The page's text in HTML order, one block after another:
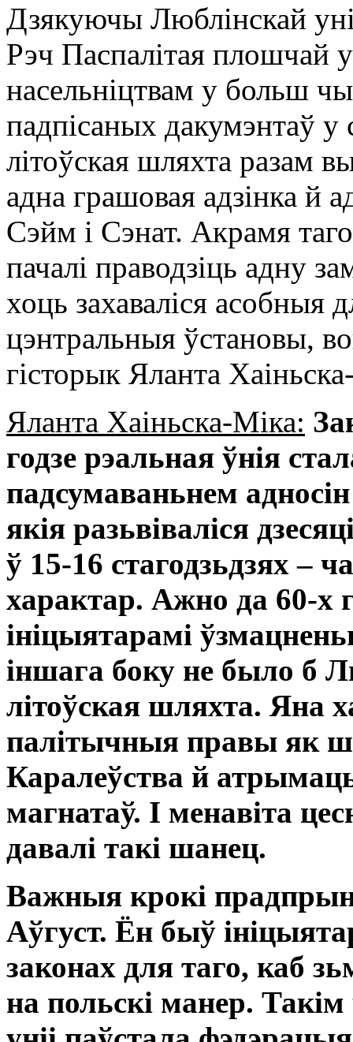
Дзякуючы Люблінскай
Рэч Паспалітая плошчай
насельніцтвам у больш
падпісаных дакумэнтаў у
літоўская шляхта разам
адна грашовая адзінка й
Сэйм і Сэнат. Акрамя
пачалі праводзіць адну
хоць захаваліся асобныя
цэнтральныя ўстановы,
гісторык Яланта
Яланта Хаіньска-Міка:
годзе рэальная ўнія
падсумаваньнем
якія разьвіваліся
ў 15-16 стагодзьдзях –
характар. Ажно да 60-х
ініцыятарамі
іншага боку не было б
літоўская шляхта. Яна
палітычныя правы як
Каралеўства й
магнатаў. І менавіта
давалі такі шанец.
Важныя крокі
Аўгуст. Ён быў
законах для таго, каб
на польскі манер.